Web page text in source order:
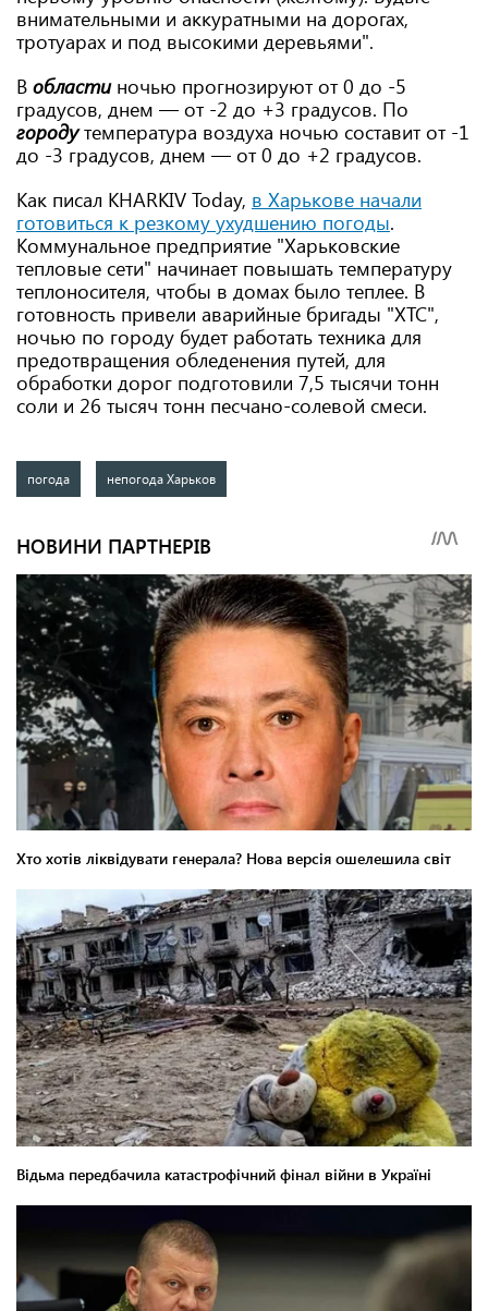
внимательными и аккуратными на дорогах,
тротуарах и под высокими деревьями".
В областиночью прогнозируют от 0 до -5
градусов, днем — от -2 до +3 градусов. По
городутемпература воздуха ночью составит от -1
до -3 градусов, днем — от 0 до +2 градусов.
Как писал KHARKIV Today, в Харькове начали
готовиться к резкому ухудшению погоды.
Коммунальное предприятие "Харьковские
тепловые сети" начинает повышать температуру
теплоносителя, чтобы в домах было теплее. В
готовность привели аварийные бригады "ХТС",
ночью по городу будет работать техника для
предотвращения обледенения путей, для
обработки дорог подготовили 7,5 тысячи тонн
соли и 26 тысяч тонн песчано-солевой смеси.
погода непогода Харьков